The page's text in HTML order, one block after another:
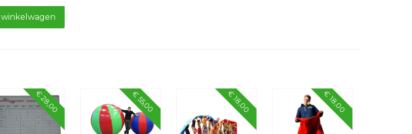
winkelwagen
€ 28,00 € 55,00 € 18,00 € 18,00